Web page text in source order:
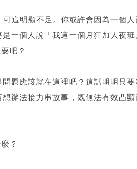
這明顯不足。你或許會因為一個人
一個人說「我這一個月狂加大夜班
吧？
題應該就在這裡吧？這話明明只要
辦法接力串故事，既無法有效凸顯
？